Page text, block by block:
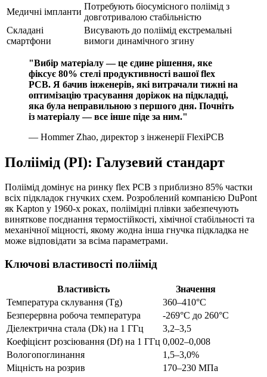
Медичні імпланти
Потребують біосумісного поліімід з
довготривалою стабільністю
Складані
смартфони
Висувають до поліімід екстремальні
вимоги динамічного згину
"Вибір матеріалу — це єдине рішення, яке
фіксує 80% стелі продуктивності вашої flex
PCB. Я бачив інженерів, які витрачали тижні на
оптимізацію трасування доріжок на підкладці,
яка була неправильною з першого дня. Почніть
із матеріалу — все інше піде за ним."
— Hommer Zhao, директор з інженерії FlexiPCB
Поліімід (PI): Галузевий стандарт
Поліімід домінує на ринку flex PCB з приблизно 85% частки
всіх підкладок гнучких схем. Розроблений компанією DuPont
як Kapton у 1960-х роках, поліімідні плівки забезпечують
виняткове поєднання термостійкості, хімічної стабільності та
механічної міцності, якому жодна інша гнучка підкладка не
може відповідати за всіма параметрами.
Ключові властивості поліімід
Властивість
Значення
Температура склування (Tg)
360–410°C
Безперервна робоча температура
-269°C до 260°C
Діелектрична стала (Dk) на 1 ГГц
3,2–3,5
Коефіцієнт розсіювання (Df) на 1 ГГц 0,002–0,008
Вологопоглинання
1,5–3,0%
Міцність на розрив
170–230 МПа